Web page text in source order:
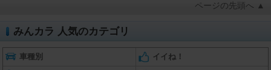
ページの先頭へ ▲
みんカラ 人気のカテゴリ
車種別 イイね！